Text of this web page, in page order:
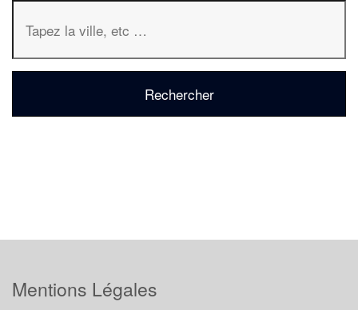
Mentions Légales